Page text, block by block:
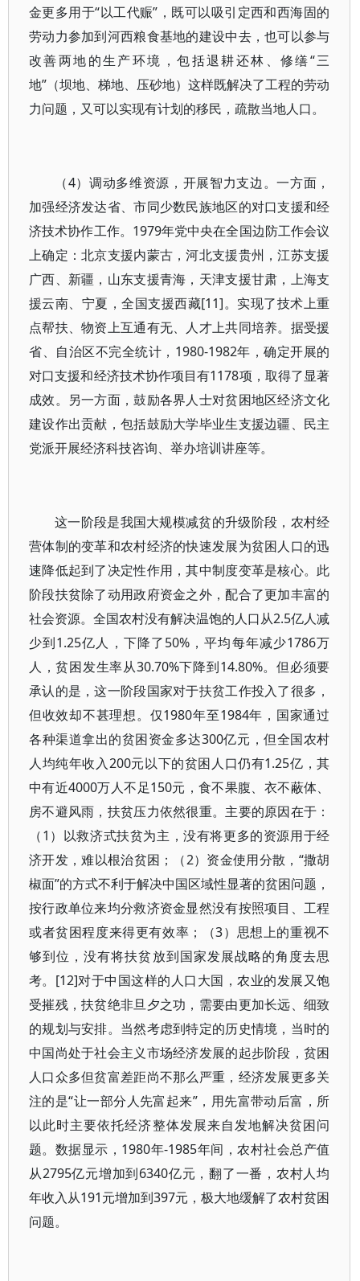
金更多用于“以工代赈”，既可以吸引定西和西海固的
劳动力参加到河西粮食基地的建设中去，也可以参与
改善两地的生产环境，包括退耕还林、修缮“三
地”（坝地、梯地、压砂地）这样既解决了工程的劳动
力问题，又可以实现有计划的移民，疏散当地人口。
（4）调动多维资源，开展智力支边。一方面，
加强经济发达省、市同少数民族地区的对口支援和经
济技术协作工作。1979年党中央在全国边防工作会议
上确定：北京支援内蒙古，河北支援贵州，江苏支援
广西、新疆，山东支援青海，天津支援甘肃，上海支
援云南、宁夏，全国支援西藏[11]。实现了技术上重
点帮扶、物资上互通有无、人才上共同培养。据受援
省、自治区不完全统计，1980-1982年，确定开展的
对口支援和经济技术协作项目有1178项，取得了显著
成效。另一方面，鼓励各界人士对贫困地区经济文化
建设作出贡献，包括鼓励大学毕业生支援边疆、民主
党派开展经济科技咨询、举办培训讲座等。
这一阶段是我国大规模减贫的升级阶段，农村经
营体制的变革和农村经济的快速发展为贫困人口的迅
速降低起到了决定性作用，其中制度变革是核心。此
阶段扶贫除了动用政府资金之外，配合了更加丰富的
社会资源。全国农村没有解决温饱的人口从2.5亿人减
少到1.25亿人，下降了50%，平均每年减少1786万
人，贫困发生率从30.70%下降到14.80%。但必须要
承认的是，这一阶段国家对于扶贫工作投入了很多，
但收效却不甚理想。仅1980年至1984年，国家通过
各种渠道拿出的贫困资金多达300亿元，但全国农村
人均纯年收入200元以下的贫困人口仍有1.25亿，其
中有近4000万人不足150元，食不果腹、衣不蔽体、
房不避风雨，扶贫压力依然很重。主要的原因在于：
（1）以救济式扶贫为主，没有将更多的资源用于经
济开发，难以根治贫困；（2）资金使用分散，“撒胡
椒面”的方式不利于解决中国区域性显著的贫困问题，
按行政单位来均分救济资金显然没有按照项目、工程
或者贫困程度来得更有效率；（3）思想上的重视不
够到位，没有将扶贫放到国家发展战略的角度去思
考。[12]对于中国这样的人口大国，农业的发展又饱
受摧残，扶贫绝非旦夕之功，需要由更加长远、细致
的规划与安排。当然考虑到特定的历史情境，当时的
中国尚处于社会主义市场经济发展的起步阶段，贫困
人口众多但贫富差距尚不那么严重，经济发展更多关
注的是“让一部分人先富起来”，用先富带动后富，所
以此时主要依托经济整体发展来自发地解决贫困问
题。数据显示，1980年-1985年间，农村社会总产值
从2795亿元增加到6340亿元，翻了一番，农村人均
年收入从191元增加到397元，极大地缓解了农村贫困
问题。